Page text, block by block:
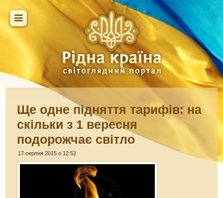
Ще одне підняття тарифів: на
скільки з 1 вересня
подорожчає світло
17 серпня 2015 о 12:52